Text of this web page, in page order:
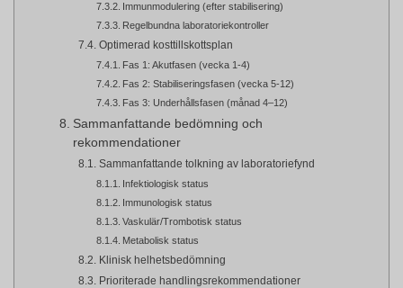
Immunmodulering (efter stabilisering)
Regelbundna laboratoriekontroller
Optimerad kosttillskottsplan
Fas 1: Akutfasen (vecka 1-4)
Fas 2: Stabiliseringsfasen (vecka 5-12)
Fas 3: Underhållsfasen (månad 4–12)
Sammanfattande bedömning och
rekommendationer
Sammanfattande tolkning av laboratoriefynd
Infektiologisk status
Immunologisk status
Vaskulär/Trombotisk status
Metabolisk status
Klinisk helhetsbedömning
Prioriterade handlingsrekommendationer